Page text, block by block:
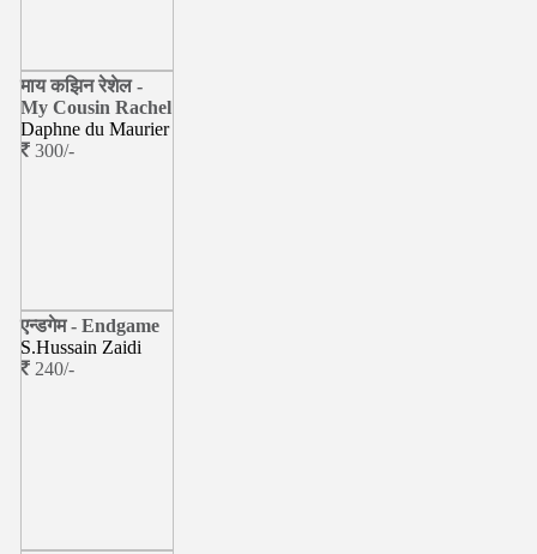
माय कझिन रेशेल -
My Cousin Rachel
Daphne du Maurier
300/-
एन्डगेम - Endgame
S.Hussain Zaidi
240/-